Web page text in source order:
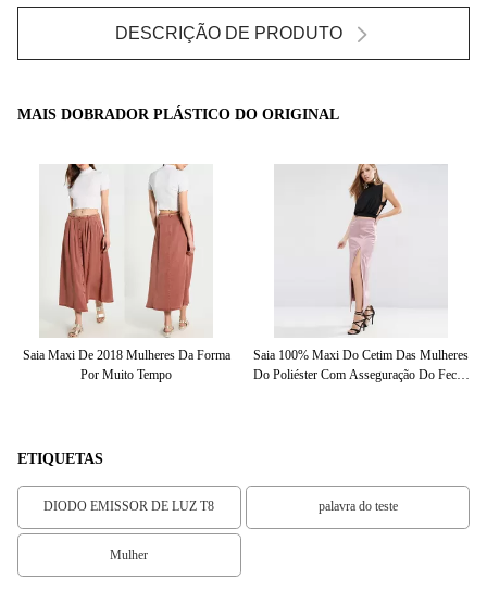
DESCRIÇÃO DE PRODUTO
MAIS DOBRADOR PLÁSTICO DO ORIGINAL
Saia Maxi De 2018 Mulheres Da Forma
Por Muito Tempo
Saia 100% Maxi Do Cetim Das Mulheres
Do Poliéster Com Asseguração Do Fecho
ETIQUETAS
DIODO EMISSOR DE LUZ T8 palavra do teste
Mulher